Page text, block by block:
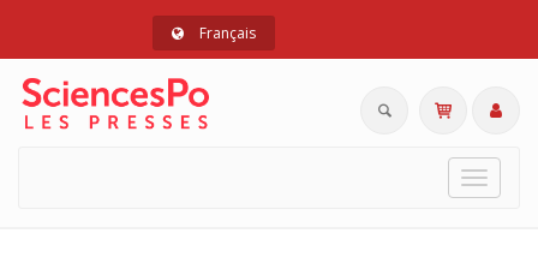
Français
Toggle